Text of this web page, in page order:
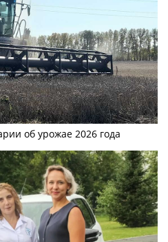
об урожае 2026 года